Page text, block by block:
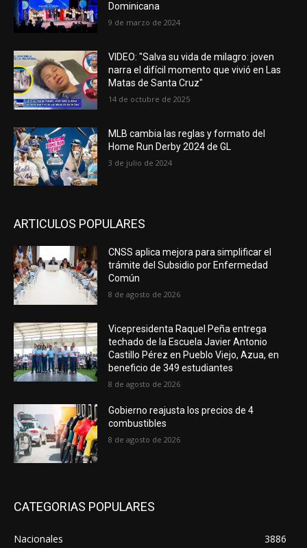
Dominicana
9 de marzo de 2024
VIDEO: "Salva su vida de milagro: joven
narra el difícil momento que vivió en Las
Matas de Santa Cruz"
14 de octubre de 2025
MLB cambia las reglas y formato del
Home Run Derby 2024 de GL
3 de julio de 2024
ARTICULOS POPULARES
CNSS aplica mejora para simplificar el
trámite del Subsidio por Enfermedad
Común
8 de agosto de 2026
Vicepresidenta Raquel Peña entrega
techado de la Escuela Javier Antonio
Castillo Pérez en Pueblo Viejo, Azua, en
beneficio de 349 estudiantes
8 de agosto de 2026
Gobierno reajusta los precios de 4
combustibles
8 de agosto de 2026
CATEGORIAS POPULARES
Nacionales
3886